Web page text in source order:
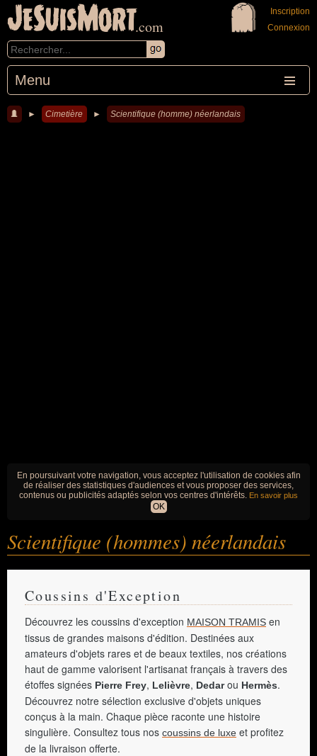
JeSuisMort.com
Menu
Inscription
Connexion
► Cimetière ► Scientifique (homme) néerlandais
En poursuivant votre navigation, vous acceptez l'utilisation de cookies afin
de réaliser des statistiques d'audiences et vous proposer des services,
contenus ou publicités adaptés selon vos centres d'intérêts. En savoir plus
OK
Scientifique (hommes) néerlandais
Coussins d'Exception
Découvrez les coussins d'exception MAISON TRAMIS en
tissus de grandes maisons d'édition. Destinées aux
amateurs d'objets rares et de beaux textiles, nos créations
haut de gamme valorisent l'artisanat français à travers des
étoffes signées Pierre Frey, Lelièvre, Dedarou Hermès.
Découvrez notre sélection exclusive d'objets uniques
conçus à la main. Chaque pièce raconte une histoire
singulière. Consultez tous nos coussins de luxe et profitez
de la livraison offerte.